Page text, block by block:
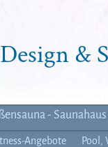
&
- Saunahaus
Angebote Pool,